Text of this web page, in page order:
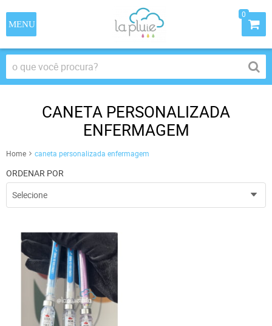
0
CANETA PERSONALIZADA
ENFERMAGEM
Home caneta personalizada enfermagem
ORDENAR POR
Selecione